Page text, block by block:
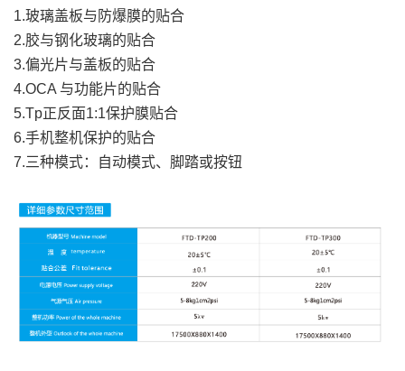
1.玻璃盖板与防爆膜的贴合
2.胶与钢化玻璃的贴合
3.偏光片与盖板的贴合
4.OCA 与功能片的贴合
5.Tp正反面1:1保护膜贴合
6.手机整机保护的贴合
7.三种模式：自动模式、脚踏或按钮